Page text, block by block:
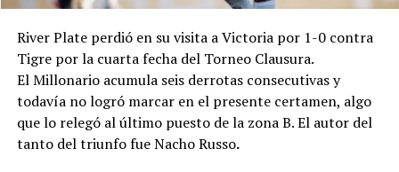
River Plate perdió en su visita a Victoria por 1-0 contra
Tigre por la cuarta fecha del Torneo Clausura.
El Millonario acumula seis derrotas consecutivas y
todavía no logró marcar en el presente certamen, algo
que lo relegó al último puesto de la zona B. El autor del
tanto del triunfo fue Nacho Russo.